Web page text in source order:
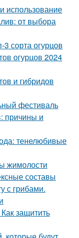
использование
от выбора
сорта огурцов
огурцов 2024
и гибридов
фестиваль
причины и
тенелюбивые
жимолости
составы
с грибами.
защитить